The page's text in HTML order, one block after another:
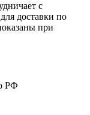
с
доставки по
при
РФ